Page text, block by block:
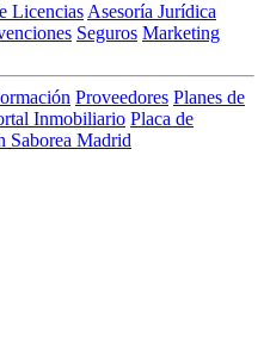
Licencias Asesoría Jurídica
Seguros Marketing
Proveedores Planes de
Inmobiliario Placa de
Saborea Madrid